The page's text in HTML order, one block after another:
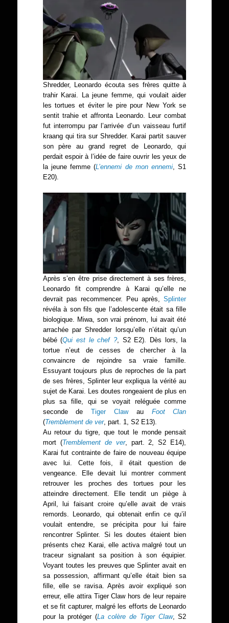
Shredder, Leonardo écouta ses frères quitte à
trahir Karai. La jeune femme, qui voulait aider
les tortues et éviter le pire pour New York se
sentit trahie et affronta Leonardo. Leur combat
fut interrompu par l’arrivée d’un vaisseau furtif
kraang qui tira sur Shredder. Karai partit sauver
son père au grand regret de Leonardo, qui
perdait espoir à l’idée de faire ouvrir les yeux de
la jeune femme (L’ennemi de mon ennemi, S1
E20).
Après s’en être prise directement à ses frères,
Leonardo fit comprendre à Karai qu’elle ne
devrait pas recommencer. Peu après,Splinter
révéla à son fils que l’adolescente était sa fille
biologique. Miwa, son vrai prénom, lui avait été
arrachée par Shredder lorsqu’elle n’était qu’un
bébé (Qui est le chef ?, S2 E2). Dès lors, la
tortue n’eut de cesses de chercher à la
convaincre de rejoindre sa vraie famille.
Essuyant toujours plus de reproches de la part
de ses frères, Splinter leur expliqua la vérité au
sujet de Karai. Les doutes rongeaient de plus en
plus sa fille, qui se voyait reléguée comme
seconde deTiger Clawau Foot Clan
(Tremblement de ver, part. 1, S2 E13).
Au retour du tigre, que tout le monde pensait
mort (Tremblement de ver, part. 2, S2 E14),
Karai fut contrainte de faire de nouveau équipe
avec lui. Cette fois, il était question de
vengeance. Elle devait lui montrer comment
retrouver les proches des tortues pour les
atteindre directement. Elle tendit un piège à
April, lui faisant croire qu’elle avait de vrais
remords. Leonardo, qui obtenait enfin ce qu’il
voulait entendre, se précipita pour lui faire
rencontrer Splinter. Si les doutes étaient bien
présents chez Karai, elle activa malgré tout un
traceur signalant sa position à son équipier.
Voyant toutes les preuves que Splinter avait en
sa possession, affirmant qu’elle était bien sa
fille, elle se ravisa. Après avoir expliqué son
erreur, elle attira Tiger Claw hors de leur repaire
et se fit capturer, malgré les efforts de Leonardo
pour la protéger (La colère de Tiger Claw, S2